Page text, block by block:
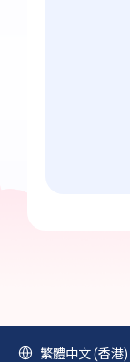
繁體中文 (香港)